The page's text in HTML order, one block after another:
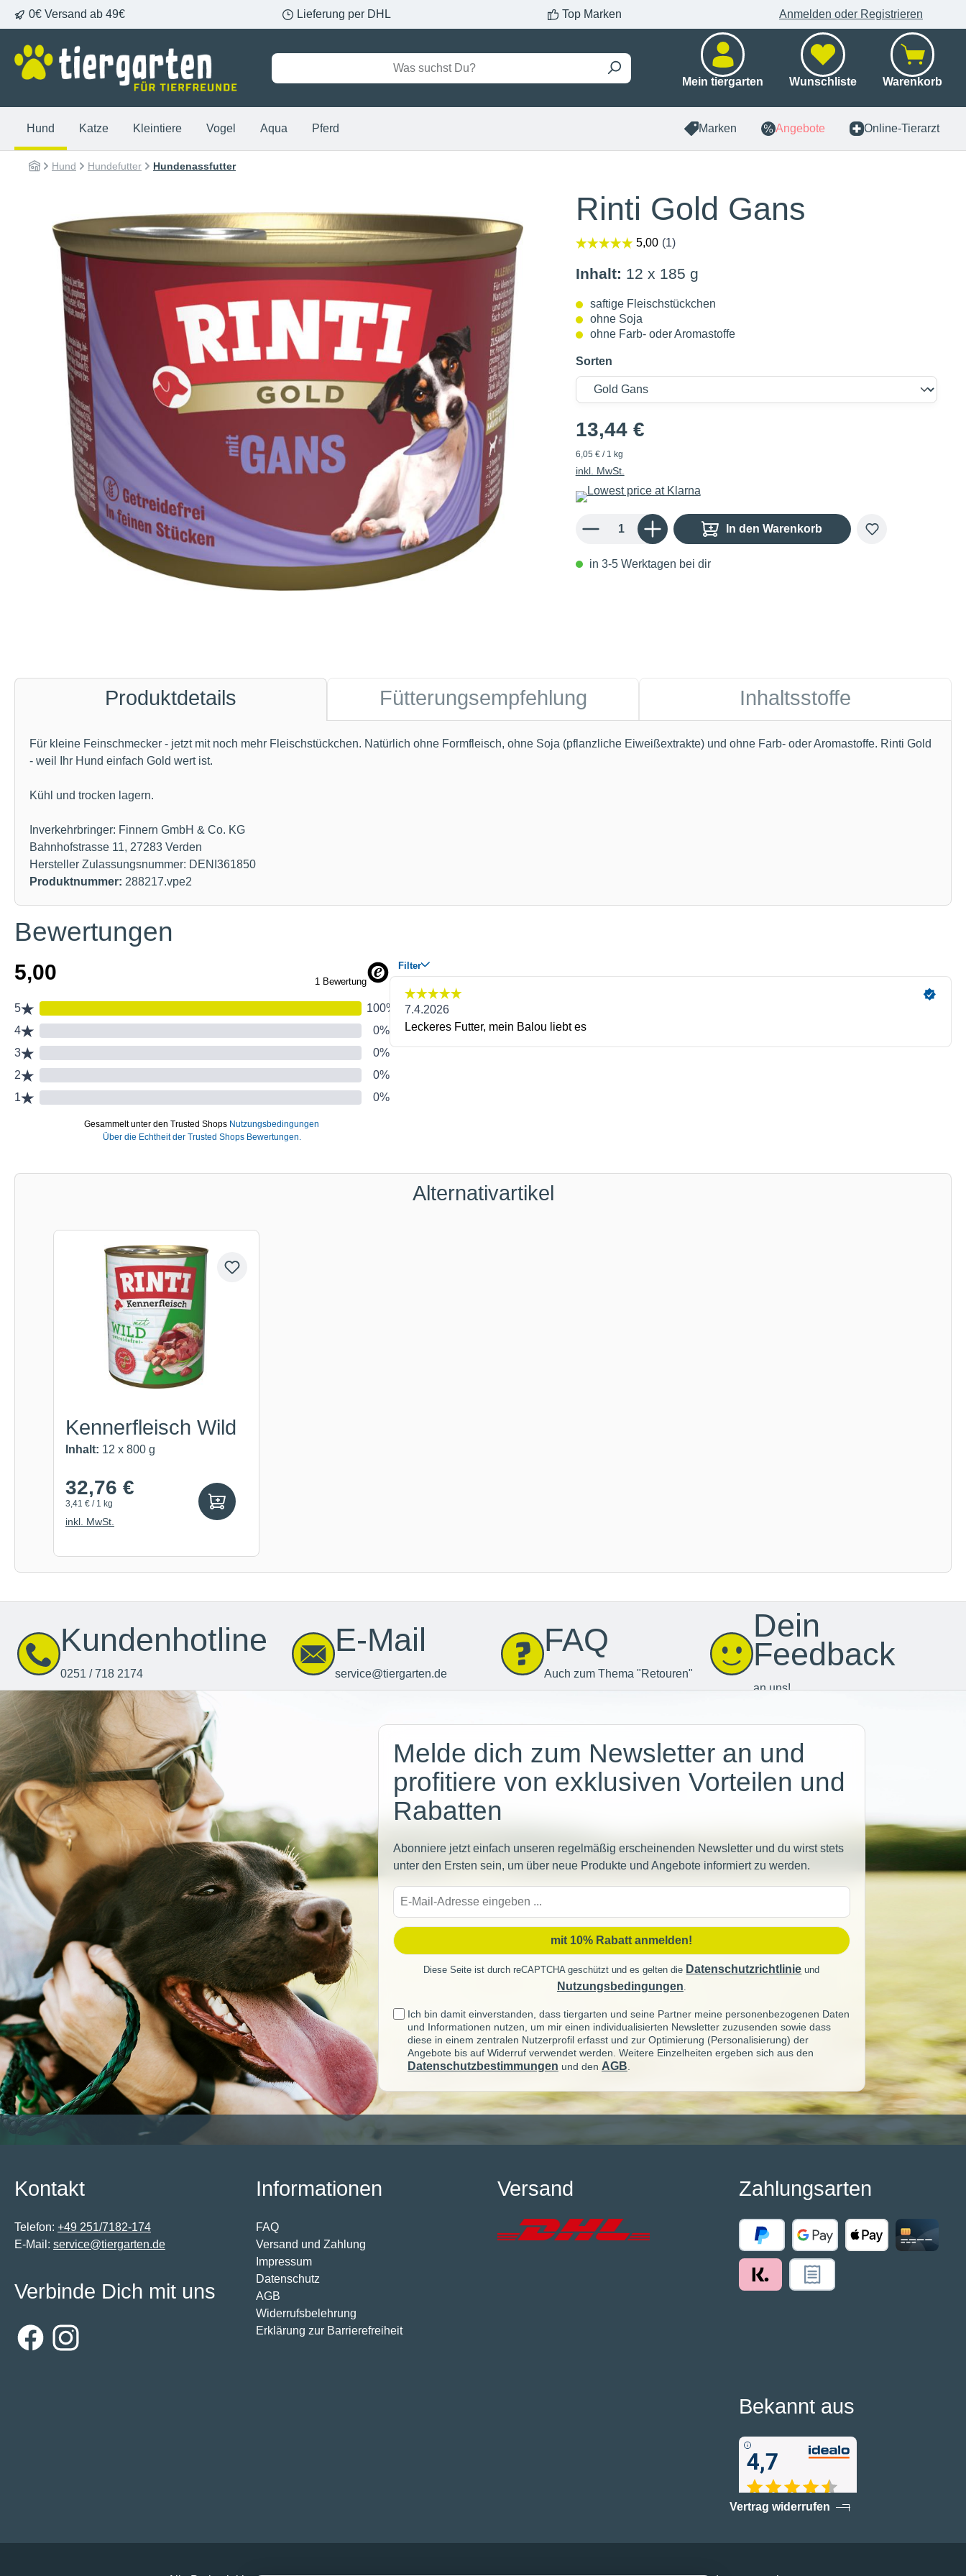
Zur Hauptnavigation springen
0€ Versand ab 49€ Lieferung per DHL Top Marken Anmelden oder Registrieren
Mein tiergarten Wunschliste Warenkorb
Hund Katze Kleintiere Vogel Aqua Pferd Marken Angebote Online-Tierarzt
Hund Hundefutter Hundenassfutter
Bildergalerie überspringen Rinti Gold Gans
Inhalt: 12 x 185 g
saftige Fleischstückchen
ohne Soja
ohne Farb- oder Aromastoffe
Sorten
13,44 €
6,05 € / 1 kg
inkl. MwSt.
Produkt Anzahl: Gib den gewünschten Wert ein oder benutze die Schaltflächen um die Anzahl zu
In den Warenkorb
in 3-5 Werktagen bei dir
Produktdetails Fütterungsempfehlung Inhaltsstoffe
Für kleine Feinschmecker - jetzt mit noch mehr Fleischstückchen. Natürlich ohne Formfleisch, ohne Soja (pflanzliche Eiweißextrakte) und ohne Farb- oder Aromastoffe. Rinti Gold
- weil Ihr Hund einfach Gold wert ist.
Kühl und trocken lagern.
Inverkehrbringer: Finnern GmbH & Co. KG
Bahnhofstrasse 11, 27283 Verden
Hersteller Zulassungsnummer: DENI361850
Produktnummer: 288217.vpe2
Bewertungen
Alternativartikel
Produktgalerie überspringen
Kennerfleisch Wild
Inhalt: 12 x 800 g
32,76 €
3,41 € / 1 kg
inkl. MwSt.
Kundenhotline
0251 / 718 2174
E-Mail
service@tiergarten.de
FAQ
Auch zum Thema "Retouren"
Dein
Feedback
an uns!
Melde dich zum Newsletter an und
profitiere von exklusiven Vorteilen und
Rabatten
Abonniere jetzt einfach unseren regelmäßig erscheinenden Newsletter und du wirst stets
unter den Ersten sein, um über neue Produkte und Angebote informiert zu werden.
Adresse
mit 10% Rabatt anmelden!
Diese Seite ist durch reCAPTCHA geschützt und es gelten die Datenschutzrichtlinie und
Nutzungsbedingungen.
Ich bin damit einverstanden, dass tiergarten und seine Partner meine personenbezogenen Daten
und Informationen nutzen, um mir einen individualisierten Newsletter zuzusenden sowie dass
diese in einem zentralen Nutzerprofil erfasst und zur Optimierung (Personalisierung) der
Angebote bis auf Widerruf verwendet werden. Weitere Einzelheiten ergeben sich aus den
Datenschutzbestimmungen und den AGB
Kontakt
Telefon: +49 251/7182-174
E-Mail: service@tiergarten.de
Informationen
FAQ
Versand und Zahlung
Impressum
Datenschutz
AGB
Widerrufsbelehrung
Erklärung zur Barrierefreiheit
Versand Zahlungsarten
Verbinde Dich mit uns
FacebookInstagram
Bekannt aus
Vertrag widerrufen